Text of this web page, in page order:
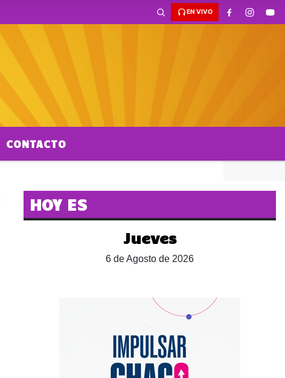
EN VIVO
CONTACTO
HOY ES
Jueves
6 de Agosto de 2026